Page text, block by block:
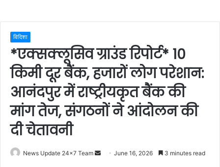
विदिशा
*एक्सक्लूसिव ग्राउंड रिपोर्ट* 10
किमी दूर बैंक, हजारों लोग परेशान:
आनंदपुर में राष्ट्रीयकृत बैंक की
मांग तेज, संगठनों ने आंदोलन की
दी चेतावनी
News Update 24x7 Team
Send June 16, 2026 3 minutes read